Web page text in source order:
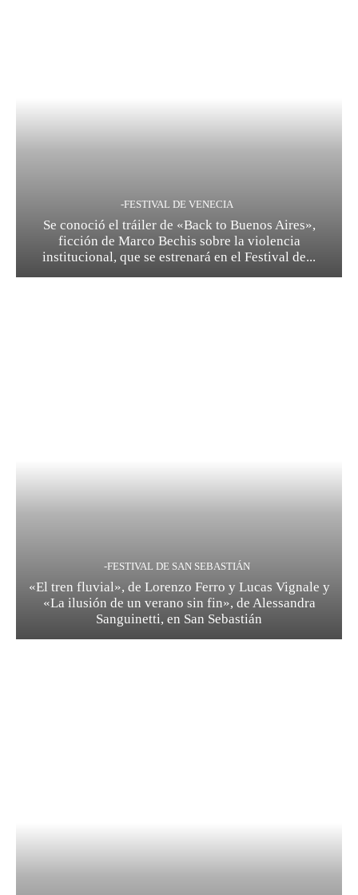
-FESTIVAL DE VENECIA
Se conoció el tráiler de «Back to Buenos Aires»,
ficción de Marco Bechis sobre la violencia
institucional, que se estrenará en el Festival de...
-FESTIVAL DE SAN SEBASTIÁN
«El tren fluvial», de Lorenzo Ferro y Lucas Vignale y
«La ilusión de un verano sin fin», de Alessandra
Sanguinetti, en San Sebastián